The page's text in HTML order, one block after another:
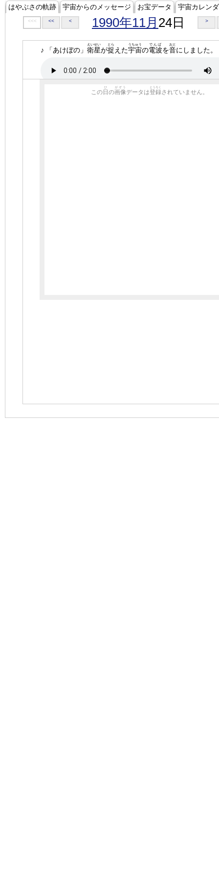
はやぶさの軌跡 宇宙からのメッセージ お宝データ 宇宙カレン
<<< << < 1990年11月 24日 >
♪ 「あけぼの」 衛星
えいせい
が捉
とら
えた宇宙
うちゅう
の電波
でんぱ
を音
おと
にしました。
この 日
ひ
の画像
がぞう
データは登録
とうろく
されていません。